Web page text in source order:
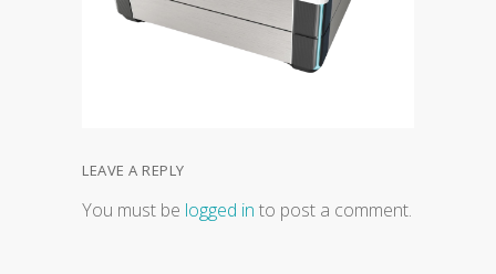
LEAVE A REPLY
You must be logged in to post a comment.